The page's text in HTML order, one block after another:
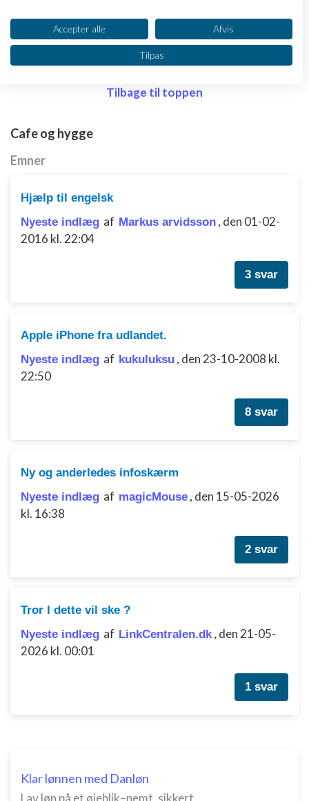
Side 1 ud af 1 (7 indlæg)
Tilbage til toppen
Cafe og hygge
Emner
Hjælp til engelsk
Nyeste indlæg af Markus arvidsson , den 01-02-
2016 kl. 22:04
3 svar
Apple iPhone fra udlandet.
Nyeste indlæg af kukuluksu , den 23-10-2008 kl.
22:50
8 svar
Ny og anderledes infoskærm
Nyeste indlæg af magicMouse , den 15-05-2026
kl. 16:38
2 svar
Tror I dette vil ske ?
Nyeste indlæg af LinkCentralen.dk , den 21-05-
2026 kl. 00:01
1 svar
Klar lønnen med Danløn
Lav løn på et øjeblik–nemt, sikkert
Se partnerliste (2 IAB-leverandører)
Vi bruger dine data til følgende formål:
IAB's behandlingsformål:
annoncering
Oprette profiler til tilpasset annoncering
Bruge profiler til at vælge tilpasset
annoncering
Oprette profiler for at tilpasse indhold
kombinationer af oplysninger fra forskellige
kilder
Bruge præcise geografiske
placeringsoplysninger
Ydeevne
Funktionel
Accepter alle Afvis
Tilpas